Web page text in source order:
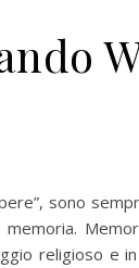
sono
religioso e